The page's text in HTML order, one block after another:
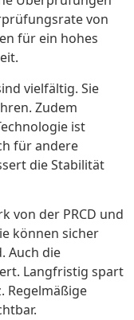
von
für ein hohes
vielfältig. Sie
Zudem
ist
für andere
die Stabilität
von der PRCD und
können sicher
Auch die
Langfristig spart
Regelmäßige